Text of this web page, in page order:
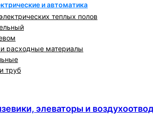
и автоматика
теплых полов
расходные материалы
труб
элеваторы и